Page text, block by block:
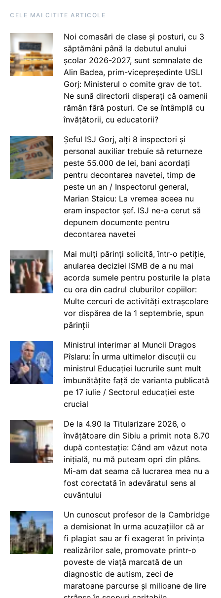
CELE MAI CITITE ARTICOLE
Noi comasări de clase și posturi, cu 3
săptămâni până la debutul anului
școlar 2026-2027, sunt semnalate de
Alin Badea, prim-vicepreședinte USLI
Gorj: Ministerul o comite grav de tot.
Ne sună directorii disperați că oamenii
rămân fără posturi. Ce se întâmplă cu
învățătorii, cu educatorii?
Șeful ISJ Gorj, alți 8 inspectori și
personal auxiliar trebuie să returneze
peste 55.000 de lei, bani acordați
pentru decontarea navetei, timp de
peste un an / Inspectorul general,
Marian Staicu: La vremea aceea nu
eram inspector șef. ISJ ne-a cerut să
depunem documente pentru
decontarea navetei
Mai mulți părinți solicită, într-o petiție,
anularea deciziei ISMB de a nu mai
acorda sumele pentru posturile la plata
cu ora din cadrul cluburilor copiilor:
Multe cercuri de activități extrașcolare
vor dispărea de la 1 septembrie, spun
părinții
Ministrul interimar al Muncii Dragos
Pîslaru: În urma ultimelor discuții cu
ministrul Educației lucrurile sunt mult
îmbunătățite față de varianta publicată
pe 17 iulie / Sectorul educației este
crucial
De la 4.90 la Titularizare 2026, o
învățătoare din Sibiu a primit nota 8.70
după contestație: Când am văzut nota
inițială, nu mă puteam opri din plâns.
Mi-am dat seama că lucrarea mea nu a
fost corectată în adevăratul sens al
cuvântului
Un cunoscut profesor de la Cambridge
a demisionat în urma acuzațiilor că ar
fi plagiat sau ar fi exagerat în privința
realizărilor sale, promovate printr-o
poveste de viață marcată de un
diagnostic de autism, zeci de
maratoane parcurse și milioane de lire